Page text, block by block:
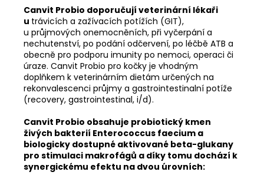
Canvit Probio doporučují veterinární lékaři
u trávicích a zažívacích potížích (GIT),
u průjmových onemocněních, při vyčerpání a
nechutenství, po podání odčervení, po léčbě ATB a
obecně pro podporu imunity po nemoci, operaci či
úraze. Canvit Probio pro kočky je vhodným
doplňkem k veterinárním dietám určených na
rekonvalescenci průjmy a gastrointestinalní potíže
(recovery, gastrointestinal, i/d).
Canvit Probio obsahuje probiotický kmen
živých bakterií Enterococcus faecium a
biologicky dostupné aktivované beta-glukany
pro stimulaci makrofágů a díky tomu dochází k
synergickému efektu na dvou úrovních: